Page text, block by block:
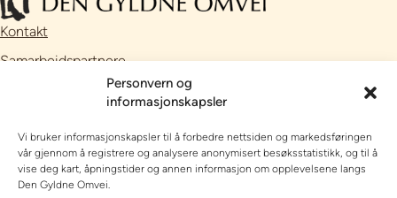
Personvern og
informasjonskapsler
Vi bruker informasjonskapsler til å forbedre nettsiden og markedsføringen
vår gjennom å registrere og analysere anonymisert besøksstatistikk, og til å
vise deg kart, åpningstider og annen informasjon om opplevelsene langs
Den Gyldne Omvei.
Kontakt
Samarbeidspartnere
// Nettside utviklet avTalkto
OPPLEVE, SE OG GJØRE